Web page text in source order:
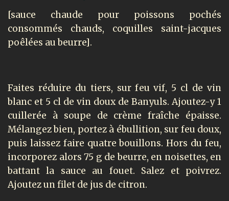
[sauce chaude pour poissons pochés
consommés chauds, coquilles saint-jacques
poêlées au beurre].
Faites réduire du tiers, sur feu vif, 5 cl de vin
blanc et 5 cl de vin doux de Banyuls. Ajoutez-y 1
cuillerée à soupe de crème fraîche épaisse.
Mélangez bien, portez à ébullition, sur feu doux,
puis laissez faire quatre bouillons. Hors du feu,
incorporez alors 75 g de beurre, en noisettes, en
battant la sauce au fouet. Salez et poivrez.
Ajoutez un filet de jus de citron.